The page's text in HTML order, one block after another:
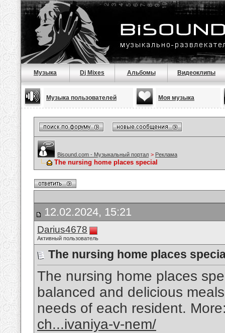
Музыка Dj Mixes Альбомы Видеоклипы
Музыка пользователей Моя музыка
Bisound.com - Музыкальный портал > Реклама
The nursing home places special
12.02.2024, 15:21
Darius4678
Активный пользователь
The nursing home places
The nursing home places
balanced and delicious
needs of each resident.
ch...ivaniya-v-nem/